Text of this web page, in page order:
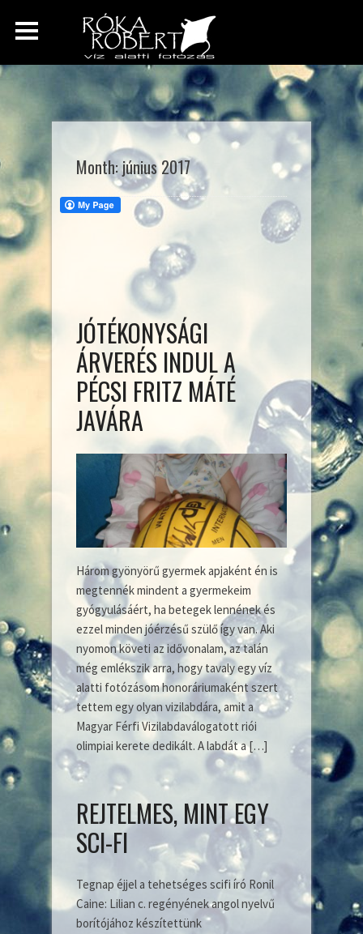
Month:június 2017
JÓTÉKONYSÁGI
ÁRVERÉS INDUL A
PÉCSI FRITZ MÁTÉ
JAVÁRA
Három gyönyörű gyermek apjaként én is
megtennék mindent a gyermekeim
gyógyulásáért, ha betegek lennének és
ezzel minden jóérzésű szülő így van. Aki
nyomon követi az idővonalam, az talán
még emlékszik arra, hogy tavaly egy víz
alatti fotózásom honoráriumaként szert
tettem egy olyan vizilabdára, amit a
Magyar Férfi Vizilabdaválogatott riói
olimpiai kerete dedikált. A labdát a […]
REJTELMES, MINT EGY
SCI-FI
Tegnap éjjel a tehetséges scifi író Ronil
Caine: Lilian c. regényének angol nyelvű
borítójához készítettünk